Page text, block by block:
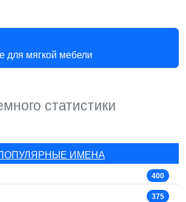
для мягкой мебели
статистики
ИМЕНА
400
375